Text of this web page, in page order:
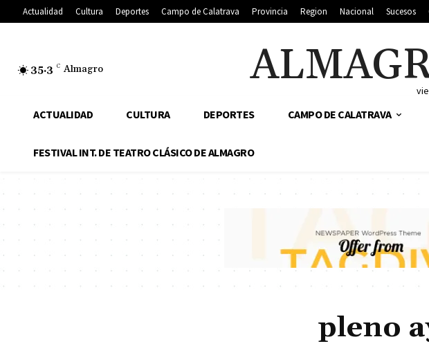
Actualidad Cultura Deportes Campo de Calatrava Provincia Region Nacional Sucesos
35.3 C Almagro
ACTUALIDAD CULTURA DEPORTES CAMPO DE CALATRAVA
FESTIVAL INT. DE TEATRO CLÁSICO DE ALMAGRO
pleno